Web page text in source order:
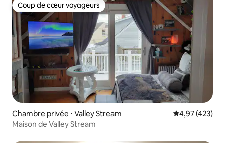
Coup de cœur voyageurs
Coup de cœur voyageurs
Chambre privée ⋅ Valley Stream Évaluation
4,97 (423)
Maison de Valley Stream